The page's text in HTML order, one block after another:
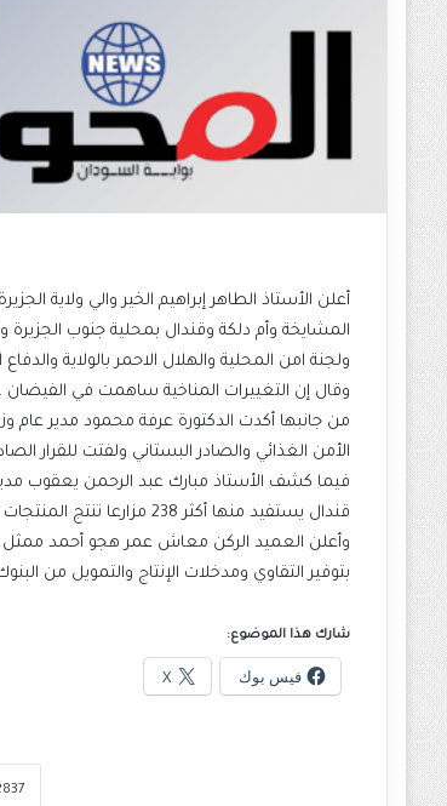
أعلن الأستاذ الطاهر إبراهيم الخير والي ولاية
المشايخة وأم دلكة وقندال بمحلية جنوب الجزيرة
ولجنة امن المحلية والهلال الاحمر بالولاية
وقال إن التغييرات المناخية ساهمت في الفيضان
من جانبها أكدت الدكتورة عرفة محمود مدير عام
الأمن الغذائي والصادر البستاني ولفتت للقرار
قندال يستفيد منها أكثر 238 مزارعا تنتج المنتجات الورقية والمانجو والموالح والموز والخضروات ..
بتوفير التقاوي ومدخلات الإنتاج والتمويل من
شارك هذا الموضوع:
فيس بوك X